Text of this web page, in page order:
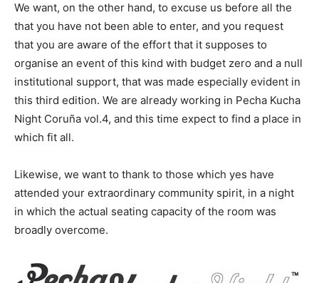
We want, on the other hand, to excuse us before all the
that you have not been able to enter, and you request
that you are aware of the effort that it supposes to
organise an event of this kind with budget zero and a null
institutional support, that was made especially evident in
this third edition. We are already working in Pecha Kucha
Night Coruña vol.4, and this time expect to find a place in
which fit all.
Likewise, we want to thank to those which yes have
attended your extraordinary community spirit, in a night
in which the actual seating capacity of the room was
broadly overcome.